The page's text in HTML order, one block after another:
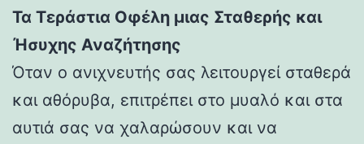
Τα Τεράστια Οφέλη μιας Σταθερής και
Ήσυχης Αναζήτησης
Όταν ο ανιχνευτής σας λειτουργεί σταθερά
και αθόρυβα, επιτρέπει στο μυαλό και στα
αυτιά σας να χαλαρώσουν και να